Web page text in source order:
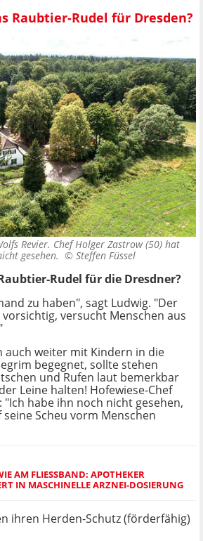
Raubtier-Rudel für Dresden?
Revier. Chef Holger Zastrow (50) hat
gesehen. © Steffen Füssel
Rudel für die Dresdner?
zu haben", sagt Ludwig. "Der
versucht Menschen aus
auch weiter mit Kindern in die
begegnet, sollte stehen
und Rufen laut bemerkbar
Leine halten! Hofewiese-Chef
"Ich habe ihn noch nicht gesehen,
Scheu vorm Menschen
AM FLIESSBAND: APOTHEKER I
IN MASCHINELLE ARZNEI-DOSIERUNG
ihren Herden-Schutz (förderfähig)